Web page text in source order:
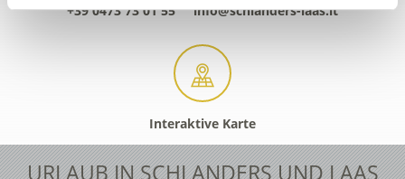
+39 0473 73 01 55 info@schlanders-laas.it
Interaktive Karte
URLAUB IN SCHLANDERS UND LAAS